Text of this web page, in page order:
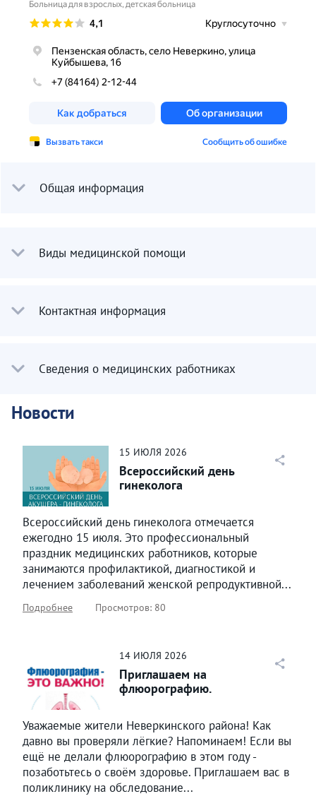
Общая информация
Виды медицинской помощи
Контактная информация
Сведения о медицинских работниках
Новости
15 ИЮЛЯ 2026
Всероссийский день
гинеколога
Всероссийский день гинеколога отмечается
ежегодно 15 июля. Это профессиональный
праздник медицинских работников, которые
занимаются профилактикой, диагностикой и
лечением заболеваний женской репродуктивной...
Подробнее Просмотров: 80
14 ИЮЛЯ 2026
Приглашаем на
флюорографию.
Уважаемые жители Неверкинского района! Как
давно вы проверяли лёгкие? Напоминаем! Если вы
ещё не делали флюорографию в этом году -
позаботьтесь о своём здоровье. Приглашаем вас в
поликлинику на обследование...